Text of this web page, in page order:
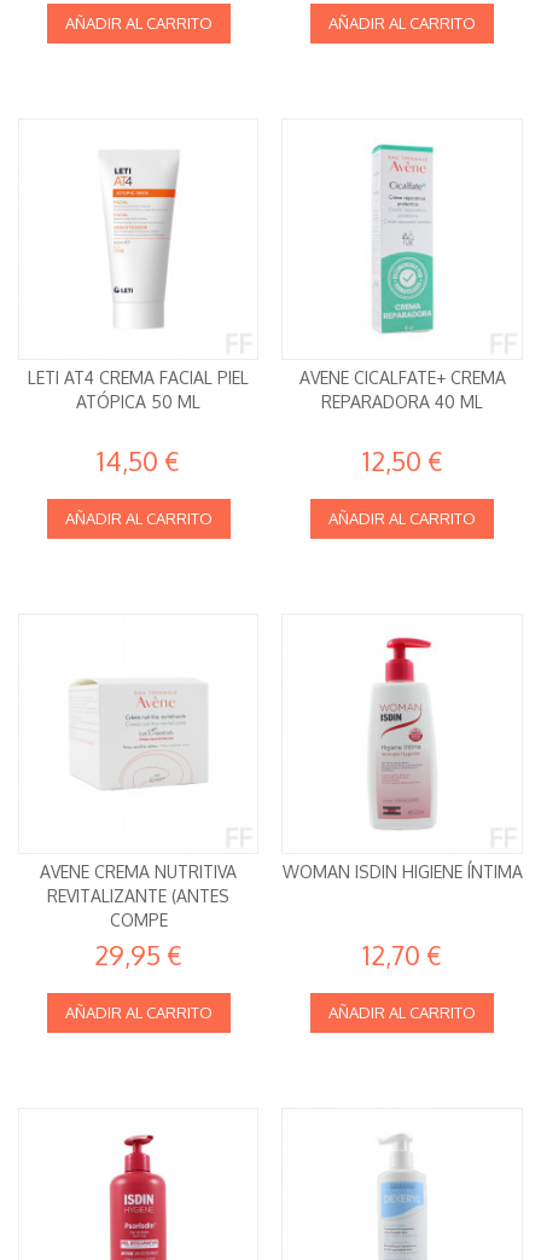
AÑADIR AL CARRITO AÑADIR AL CARRITO
LETI AT4 CREMA FACIAL PIEL
ATÓPICA 50 ML
14,50 €
AÑADIR AL CARRITO
AVENE CICALFATE+ CREMA
REPARADORA 40 ML
12,50 €
AÑADIR AL CARRITO
AVENE CREMA NUTRITIVA
REVITALIZANTE (ANTES
COMPE
29,95 €
AÑADIR AL CARRITO
WOMAN ISDIN HIGIENE ÍNTIMA
12,70 €
AÑADIR AL CARRITO